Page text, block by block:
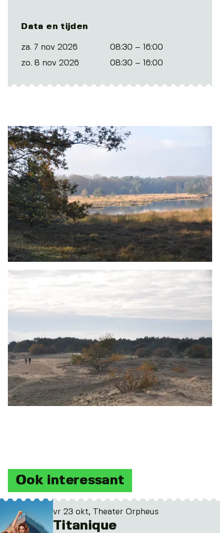
Data en tijden
za. 7 nov 2026 08:30 – 16:00
zo. 8 nov 2026 08:30 – 16:00
Ook interessant
vr 23 okt, Theater Orpheus
Titanique